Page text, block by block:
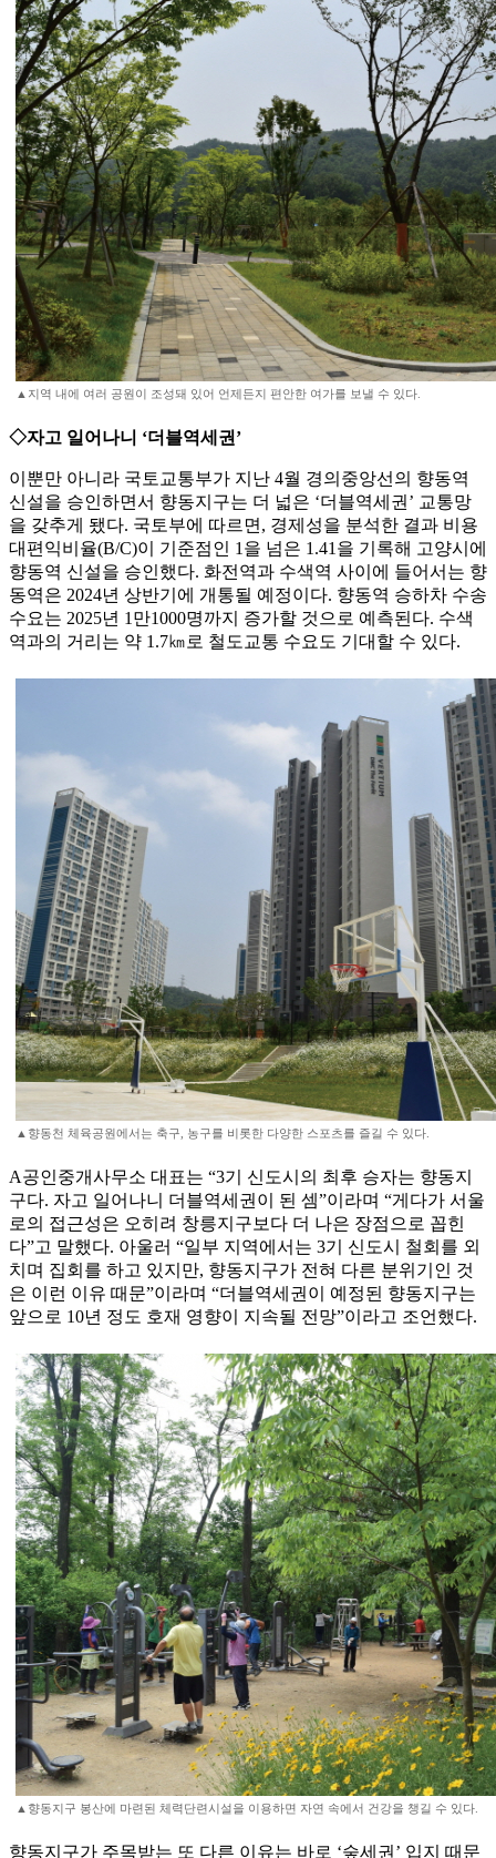
▲지역 내에 여러 공원이 조성돼 있어 언제든지 편안한 여가를 보낼 수 있다.
◇자고 일어나니 ‘더블역세권’
이뿐만 아니라 국토교통부가 지난 4월 경의중앙선의 향동역
신설을 승인하면서 향동지구는 더 넓은 ‘더블역세권’ 교통망
을 갖추게 됐다. 국토부에 따르면, 경제성을 분석한 결과 비용
대편익비율(B/C)이 기준점인 1을 넘은 1.41을 기록해 고양시에
향동역 신설을 승인했다. 화전역과 수색역 사이에 들어서는 향
동역은 2024년 상반기에 개통될 예정이다. 향동역 승하차 수송
수요는 2025년 1만1000명까지 증가할 것으로 예측된다. 수색
역과의 거리는 약 1.7㎞로 철도교통 수요도 기대할 수 있다.
▲향동천 체육공원에서는 축구, 농구를 비롯한 다양한 스포츠를 즐길 수 있다.
A공인중개사무소 대표는 “3기 신도시의 최후 승자는 향동지
구다. 자고 일어나니 더블역세권이 된 셈”이라며 “게다가 서울
로의 접근성은 오히려 창릉지구보다 더 나은 장점으로 꼽힌
다”고 말했다. 아울러 “일부 지역에서는 3기 신도시 철회를 외
치며 집회를 하고 있지만, 향동지구가 전혀 다른 분위기인 것
은 이런 이유 때문”이라며 “더블역세권이 예정된 향동지구는
앞으로 10년 정도 호재 영향이 지속될 전망”이라고 조언했다.
▲향동지구 봉산에 마련된 체력단련시설을 이용하면 자연 속에서 건강을 챙길 수 있다.
향동지구가 주목받는 또 다른 이유는 바로 ‘숲세권’ 입지 때문